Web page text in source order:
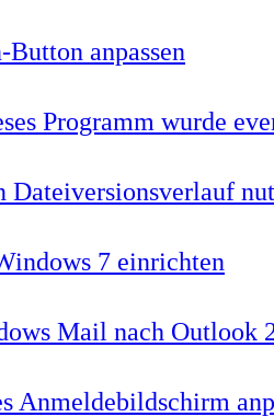
anpassen
Programm wurde
Dateiversionsverlauf
7 einrichten
Mail nach Outlook
Anmeldebildschirm